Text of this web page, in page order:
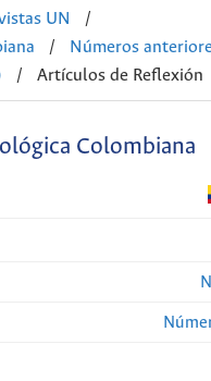
UN
/
/
Números
/ Artículos de Reflexión
Colombiana